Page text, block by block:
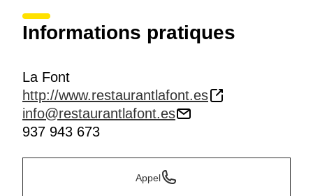
Informations pratiques
La Font
http://www.restaurantlafont.es
info@restaurantlafont.es
937 943 673
Appel